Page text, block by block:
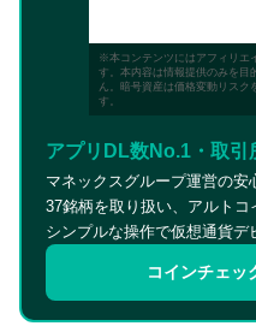
※本コンテンツにはアフィリエ
す。本内容は情報提供のみを目
ん。暗号資産は価格変動リスク
す。
アプリDL数No.1・取引
マネックスグループ運営の安
37銘柄を取り扱い、アルトコ
シンプルな操作で仮想通貨デ
コインチェ